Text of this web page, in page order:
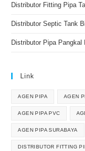
Distributor Fitting Pipa
Distributor Septic Tank
Distributor Pipa Pangkal
Link
AGEN PIPA AGEN
AGEN PIPA PVC
AGEN PIPA SURABAYA
DISTRIBUTOR FITTING